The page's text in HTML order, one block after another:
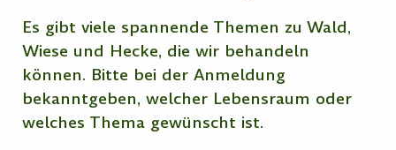
Es gibt viele spannende Themen zu Wald,
Wiese und Hecke, die wir behandeln
können. Bitte bei der Anmeldung
bekanntgeben, welcher Lebensraum oder
welches Thema gewünscht ist.